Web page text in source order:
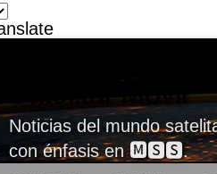
Satelital-Móvil
Noticias del mundo
con énfasis en 🅼🆂🆂.